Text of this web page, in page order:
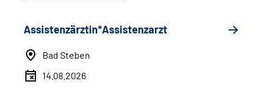
Assistenzärztin*Assistenzarzt
Bad Steben
14.08.2026